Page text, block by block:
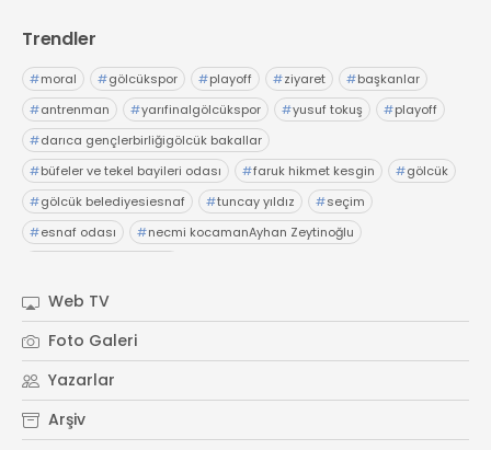
Trendler
#moral #gölcükspor #playoff #ziyaret #başkanlar
#antrenman #yarıfinalgölcükspor #yusuf tokuş #playoff
#darıca gençlerbirliğigölcük bakallar
#büfeler ve tekel bayileri odası #faruk hikmet kesgin #gölcük
#gölcük belediyesiesnaf #tuncay yıldız #seçim
#esnaf odası #necmi kocamanAyhan Zeytinoğlu
Web TV
Foto Galeri
Yazarlar
Arşiv